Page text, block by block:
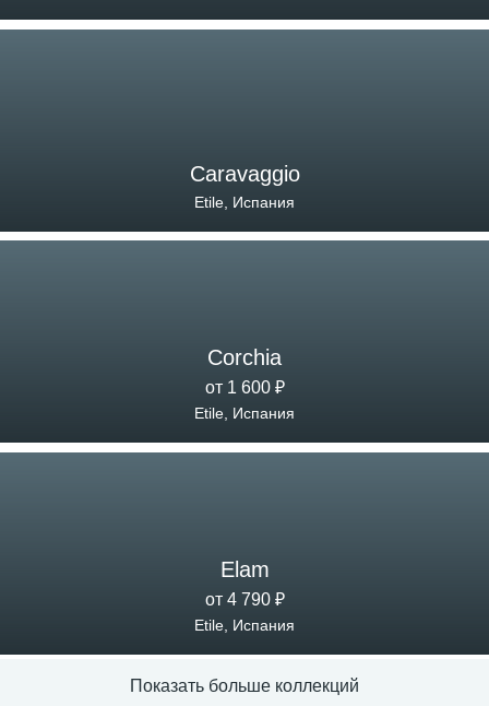
Caravaggio
Etile, Испания
Corchia
от 1 600 ₽
Etile, Испания
Elam
от 4 790 ₽
Etile, Испания
Показать больше коллекций